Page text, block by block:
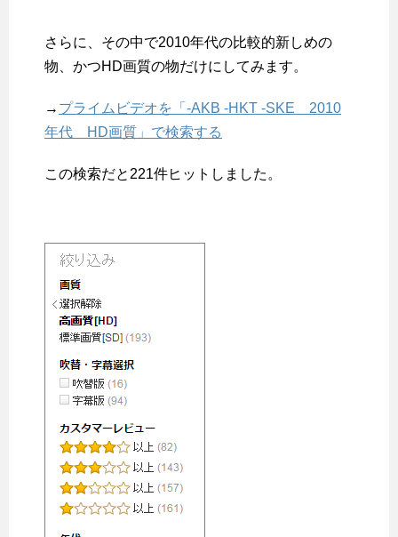
さらに、その中で2010年代の比較的新しめの
物、かつHD画質の物だけにしてみます。
→ プライムビデオを「-AKB -HKT -SKE 2010
年代 HD画質」で検索する
この検索だと221件ヒットしました。